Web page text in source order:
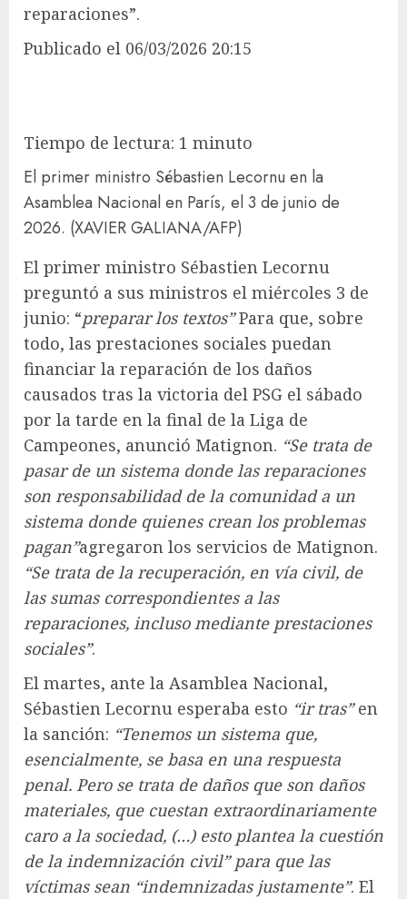
reparaciones”.
Publicado el 06/03/2026 20:15
Tiempo de lectura: 1 minuto
El primer ministro Sébastien Lecornu en la
Asamblea Nacional en París, el 3 de junio de
2026. (XAVIER GALIANA/AFP)
El primer ministro Sébastien Lecornu
preguntó a sus ministros el miércoles 3 de
junio: “preparar los textos”Para que, sobre
todo, las prestaciones sociales puedan
financiar la reparación de los daños
causados ​​tras la victoria del PSG el sábado
por la tarde en la final de la Liga de
Campeones, anunció Matignon. “Se trata de
pasar de un sistema donde las reparaciones
son responsabilidad de la comunidad a un
sistema donde quienes crean los problemas
pagan”agregaron los servicios de Matignon.
“Se trata de la recuperación, en vía civil, de
las sumas correspondientes a las
reparaciones, incluso mediante prestaciones
sociales”.
El martes, ante la Asamblea Nacional,
Sébastien Lecornu esperaba esto “ir tras”en
la sanción: “Tenemos un sistema que,
esencialmente, se basa en una respuesta
penal. Pero se trata de daños que son daños
materiales, que cuestan extraordinariamente
caro a la sociedad, (…) esto plantea la cuestión
de la indemnización civil” para que las
víctimas sean “indemnizadas justamente”. El